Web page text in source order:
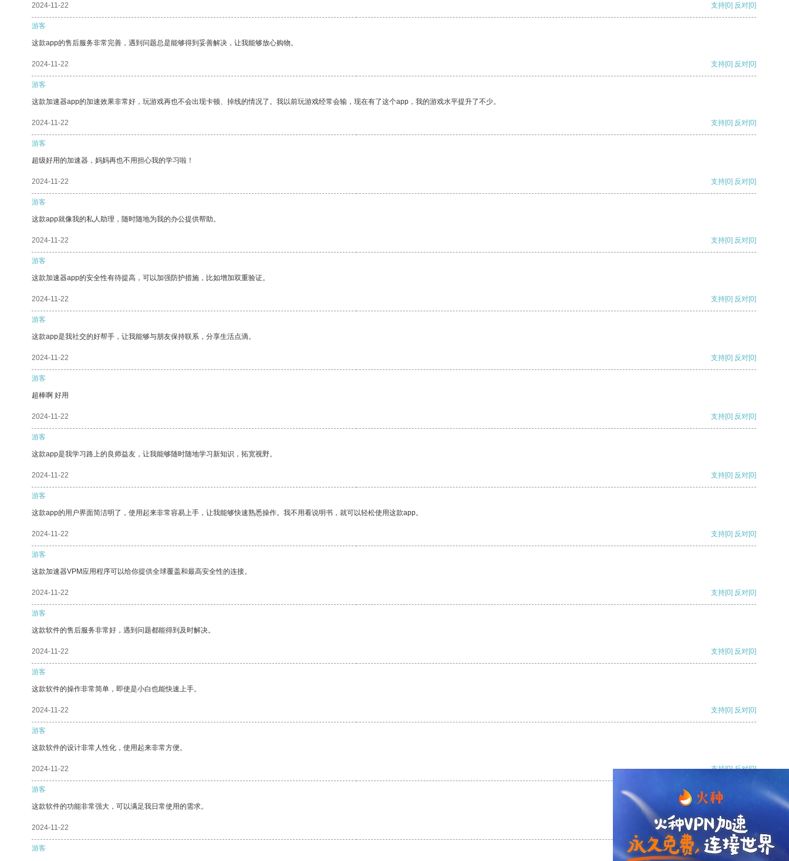
2024-11-22 支持[0] 反对[0]
游客
这款app的售后服务非常完善，遇到问题总是能够得到妥善解决，让我能够放心购物。
2024-11-22 支持[0] 反对[0]
游客
这款加速器app的加速效果非常好，玩游戏再也不会出现卡顿、掉线的情况了。我以前玩游戏经常会输，现在有了这个app，我的游戏水平提升了不少。
2024-11-22 支持[0] 反对[0]
游客
超级好用的加速器，妈妈再也不用担心我的学习啦！
2024-11-22 支持[0] 反对[0]
游客
这款app就像我的私人助理，随时随地为我的办公提供帮助。
2024-11-22 支持[0] 反对[0]
游客
这款加速器app的安全性有待提高，可以加强防护措施，比如增加双重验证。
2024-11-22 支持[0] 反对[0]
游客
这款app是我社交的好帮手，让我能够与朋友保持联系，分享生活点滴。
2024-11-22 支持[0] 反对[0]
游客
超棒啊 好用
2024-11-22 支持[0] 反对[0]
游客
这款app是我学习路上的良师益友，让我能够随时随地学习新知识，拓宽视野。
2024-11-22 支持[0] 反对[0]
游客
这款app的用户界面简洁明了，使用起来非常容易上手，让我能够快速熟悉操作。我不用看说明书，就可以轻松使用这款app。
2024-11-22 支持[0] 反对[0]
游客
这款加速器VPM应用程序可以给你提供全球覆盖和最高安全性的连接。
2024-11-22 支持[0] 反对[0]
游客
这款软件的售后服务非常好，遇到问题都能得到及时解决。
2024-11-22 支持[0] 反对[0]
游客
这款软件的操作非常简单，即使是小白也能快速上手。
2024-11-22 支持[0] 反对[0]
游客
这款软件的设计非常人性化，使用起来非常方便。
2024-11-22 支持[0] 反对[0]
游客
这款软件的功能非常强大，可以满足我日常使用的需求。
2024-11-22 支持[0] 反对
游客